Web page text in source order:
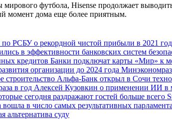
футбола, Hisense продолжает
момент дома еще более приятным.
по РСБУ о рекордной чистой прибыли в 2021
в эффективности банковских систем
кредитов Банки подключат карты «Мир» к
организации до 2024 года
строительство Альфа-Банк открыл в Сочи
в год Алексей Кузовкин о применении ИИ в
сегодня раздражают гостей больше всего
в число самых результативных
альтернатива суду